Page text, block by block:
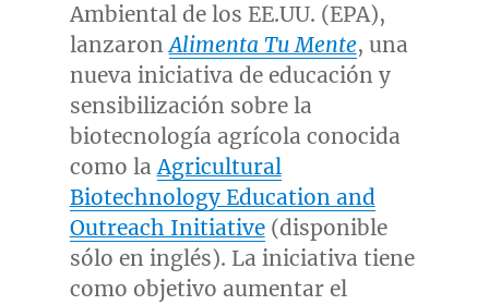
Ambiental de los EE.UU. (EPA),
lanzaronAlimenta Tu Mente, una
nueva iniciativa de educación y
sensibilización sobre la
biotecnología agrícola conocida
como laAgricultural
Biotechnology Education and
Outreach Initiative(disponible
sólo en inglés). La iniciativa tiene
como objetivo aumentar el